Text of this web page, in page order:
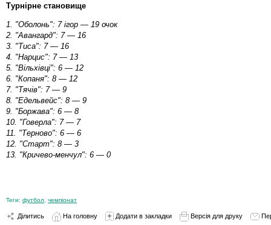
Турнірне становище
1. "Оболонь": 7 ігор — 19 очок
2. "Авангард": 7 — 16
3. "Тиса": 7 — 16
4. "Нарцис": 7 — 13
5. "Вільхівці": 6 — 12
6. "Копаня": 8 — 12
7. "Тячів": 7 — 9
8. "Едельвейс": 8 — 9
9. "Боржава": 6 — 8
10. "Говерла": 7 — 7
11. "Терново": 6 — 6
12. "Старт": 8 — 3
13. "Кричево-менчул": 6 — 0
Теги: футбол чемпіонат
Ділитись На головну Додати в закладки Версія для друку